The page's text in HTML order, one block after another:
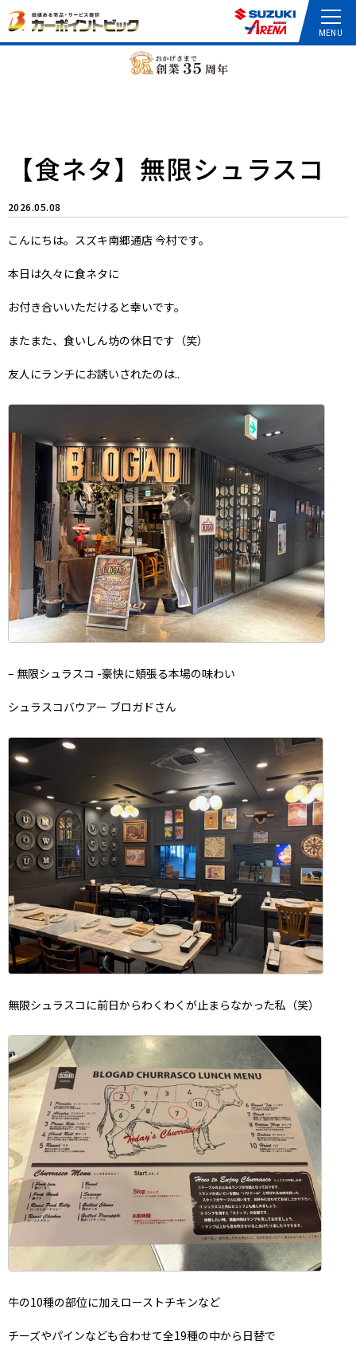
【食ネタ】無限シュラスコ
2026.05.08
こんにちは。スズキ南郷通店 今村です。
本日は久々に食ネタに
お付き合いいただけると幸いです。
またまた、食いしん坊の休日です（笑）
友人にランチにお誘いされたのは..
– 無限シュラスコ -豪快に頬張る本場の味わい
シュラスコバウアー ブロガドさん
無限シュラスコに前日からわくわくが止まらなかった私（笑）
牛の10種の部位に加えローストチキンなど
チーズやパインなども合わせて全19種の中から日替で